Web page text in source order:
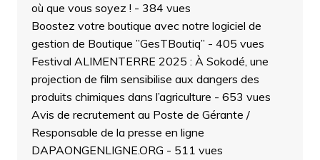
où que vous soyez ! - 384 vues
Boostez votre boutique avec notre logiciel de
gestion de Boutique ”GesTBoutiq” - 405 vues
Festival ALIMENTERRE 2025 : À Sokodé, une
projection de film sensibilise aux dangers des
produits chimiques dans l’agriculture - 653 vues
Avis de recrutement au Poste de Gérante /
Responsable de la presse en ligne
DAPAONGENLIGNE.ORG - 511 vues